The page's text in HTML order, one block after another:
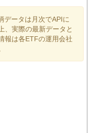
データは月次でAPIに
、実際の最新データと
報は各ETFの運用会社